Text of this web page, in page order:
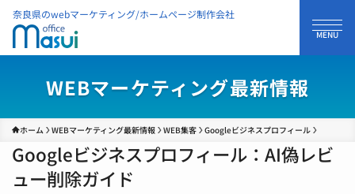
奈良県のwebマーケティング/ホームページ制作会社
WEBマーケティング最新情報
ホーム WEBマーケティング最新情報 WEB集客 Googleビジネスプロフィール
Googleビジネスプロフィール：AI偽レビ
ュー削除ガイド